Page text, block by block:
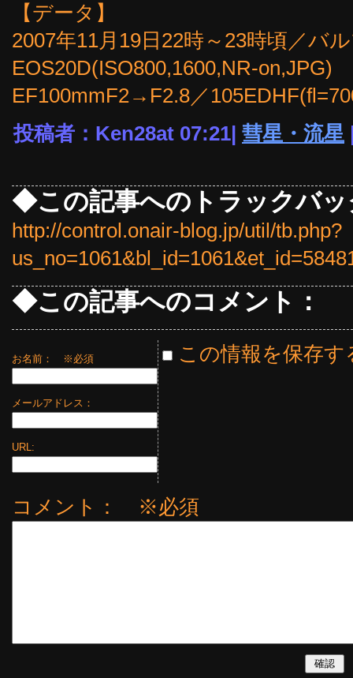
【データ】
2007年11月19日22時～23時頃／バ
EOS20D(ISO800,1600,NR-on,JPG)
EF100mmF2→F2.8／
投稿者：Ken28at 07:21| 彗星・流星
◆この記事へのトラックバッ
http://control.onair-blog.jp/util/tb.php?
◆この記事へのコメント：
お名前： ※必須
メールアドレス：
URL:
この情報を保存す
コメント： ※必須